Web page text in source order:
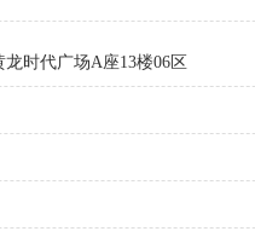
时代广场A座13楼06区